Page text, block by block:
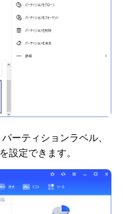
ーティションラベル、
設定できます。